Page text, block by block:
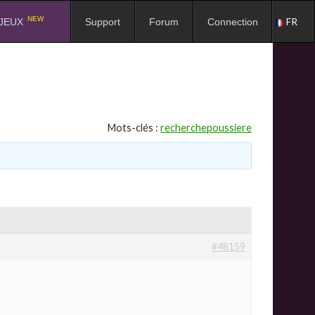
NEW Support Forum Connection FR
Mots-clés : recherchepoussiere
#48159